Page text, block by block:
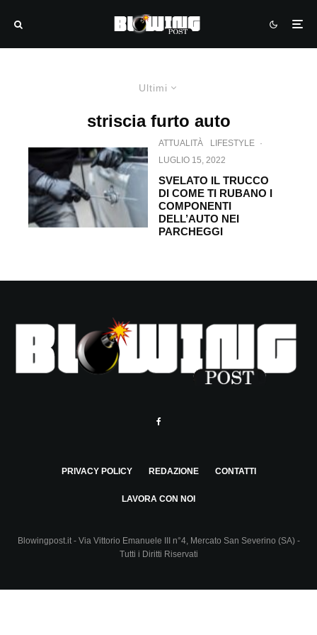
Ultimi
striscia furto auto
ATTUALITÀ LIFESTYLE ·
LUGLIO 15, 2022
SVELATO IL TRUCCO
DI COME TI RUBANO I
COMPONENTI
DELL’AUTO NEI
PARCHEGGI
PRIVACY POLICY REDAZIONE CONTATTI
LAVORA CON NOI
Blowingpost.it - Via Vittorio Emanuele III n°4, Mercato San Severino (SA) -
Tutti i Diritti Riservati